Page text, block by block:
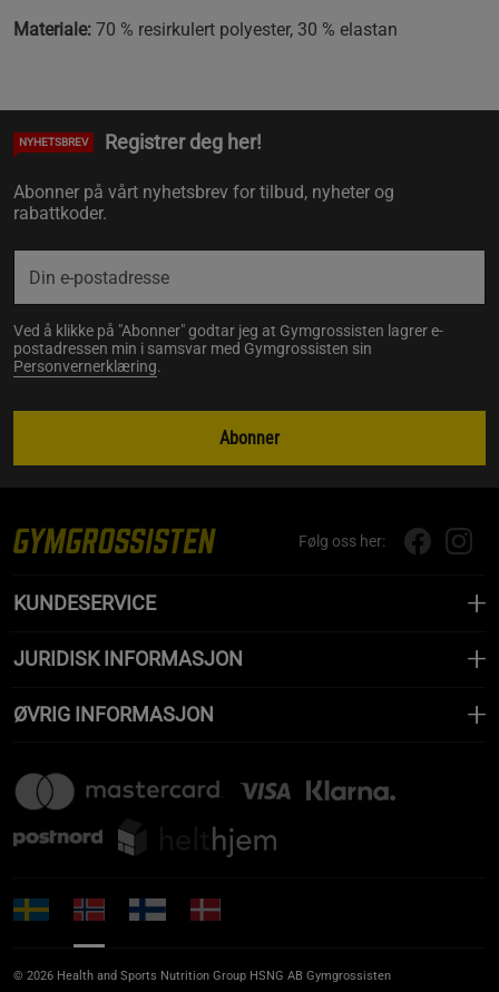
Materiale: 70 % resirkulert polyester, 30 % elastan
NYHETSBREV Registrer deg her!
Abonner på vårt nyhetsbrev for tilbud, nyheter og
rabattkoder.
Ved å klikke på "Abonner" godtar jeg at Gymgrossisten lagrer e-
postadressen min i samsvar med Gymgrossisten sin
Personvernerklæring.
Abonner
Følg oss her:
KUNDESERVICE
JURIDISK INFORMASJON
ØVRIG INFORMASJON
© 2026 Health and Sports Nutrition Group HSNG AB Gymgrossisten